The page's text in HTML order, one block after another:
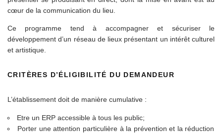
cœur de la communication du lieu.
Ce programme tend à accompagner et sécuriser le
développement d’un réseau de lieux présentant un intérêt culturel
et artistique.
CRITÈRES D’ÉLIGIBILITÉ DU DEMANDEUR
L’établissement doit de manière cumulative :
Etre un ERP accessible à tous les public;
Porter une attention particulière à la prévention et la réduction